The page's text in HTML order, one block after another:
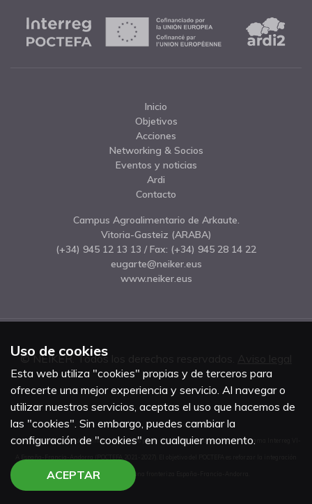
Inicio
Objetivos
Acciones
Networking & Socios
Eventos y noticias
Ardi
Contacto
Campus Agroalimentario de Arkaute.
Vitoria-Gasteiz (ARABA)
(+34) 945 12 13 13 / Fax: (+34) 945 28 14 22
eugarte@neiker.eus
www.neiker.eus
© NEIKER. Todos los derechos reservados.
El proyecto ARDI2 ha sido cofinanciado al 65% por la Unión Europea a través del Programa Interreg VI-
económica y social de la zona fronteriza España-Francia-Andorra.
Uso de cookies
Esta web utiliza "cookies" propias y de terceros para
ofrecerte una mejor experiencia y servicio. Al navegar o
utilizar nuestros servicios, aceptas el uso que hacemos de
las "cookies". Sin embargo, puedes cambiar la
configuración de "cookies" en cualquier momento.
ACEPTAR